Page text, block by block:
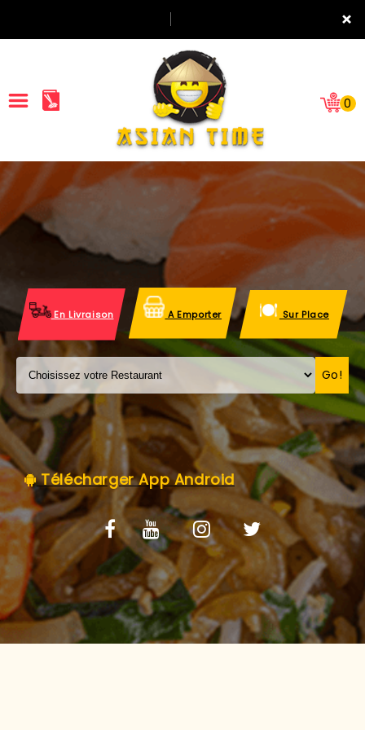
×
ACCUEIL
LA CARTE
VOS AVIS
MENTIONS LÉGALES
C.G.V
0
En Livraison A Emporter Sur Place
Go!
Télécharger App Android